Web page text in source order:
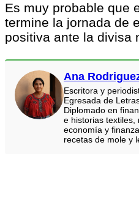
Es muy probable que
termine la jornada de
positiva ante la divisa
Ana
Escritora y
Egresada de
Diplomado en
e historias textiles,
economía y
recetas de mole y